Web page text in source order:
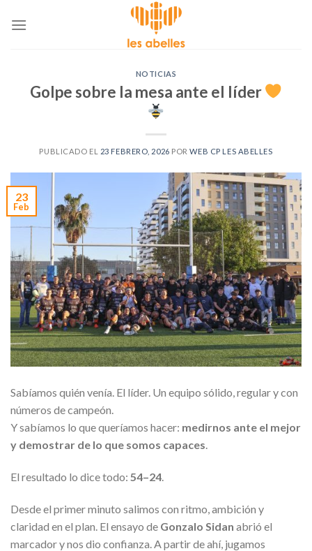
NOTICIAS
Golpe sobre la mesa ante el líder
PUBLICADO EL 23 FEBRERO, 2026 PORWEB CP LES ABELLES
23
Feb
Sabíamos quién venía. El líder. Un equipo sólido, regular y con
números de campeón.
Y sabíamos lo que queríamos hacer: medirnos ante el mejor
y demostrar de lo que somos capaces.
El resultado lo dice todo: 54–24.
Desde el primer minuto salimos con ritmo, ambición y
claridad en el plan. El ensayo de Gonzalo Sidan abrió el
marcador y nos dio confianza. A partir de ahí, jugamos